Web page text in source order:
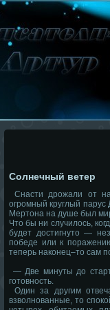
Солнечный ветер
Снасти дрожали от
огромный круглый
Мертона на душе был
Что бы ни случилось,
будет достигнуто —
победе или к
теперь наконец–то сам
— Две минуты до
готовность.
Один за другим
взволнованные, то